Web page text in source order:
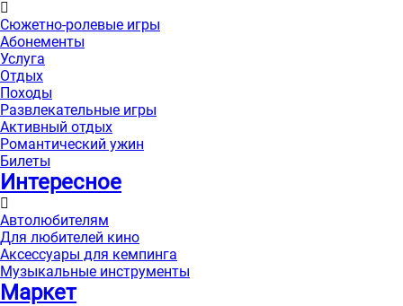
Сюжетно-ролевые игры
Абонементы
Услуга
Отдых
Походы
Развлекательные игры
Активный отдых
Романтический ужин
Билеты
Интересноe
Автолюбителям
Для любителей кино
Аксессуары для кемпинга
Музыкальные инструменты
Маркет